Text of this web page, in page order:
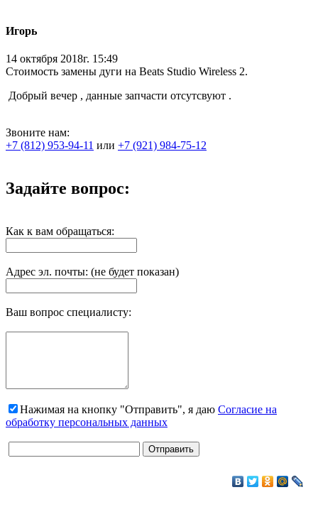
Игорь
14 октября 2018г. 15:49
Стоимость замены дуги на Beats Studio Wireless 2.
Добрый вечер , данные запчасти отсутсвуют .
Звоните нам:
+7 (812) 953-94-11 или +7 (921) 984-75-12
Задайте вопрос:
Как к вам обращаться:
Адрес эл. почты: (не будет показан)
Ваш вопрос специалисту:
Нажимая на кнопку "Отправить", я даю Согласие на
обработку персональных данных